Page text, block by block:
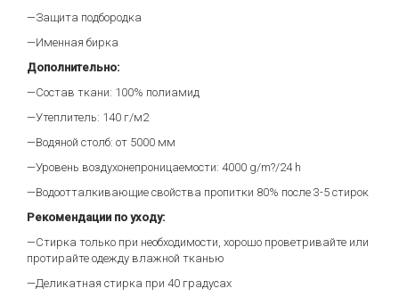
—Защита подбородка
—Именная бирка
Дополнительно:
—Состав ткани: 100% полиамид
—Утеплитель: 140 г/м2
—Водяной столб: от 5000 мм
—Уровень воздухонепроницаемости: 4000 g/m?/24 h
—Водоотталкивающие свойства пропитки 80% после 3-5 стирок
Рекомендации по уходу:
—Стирка только при необходимости, хорошо проветривайте или
протирайте одежду влажной тканью
—Деликатная стирка при 40 градусах